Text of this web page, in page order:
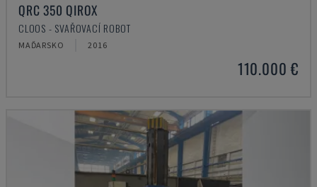
QRC 350 QIROX
CLOOS - SVAŘOVACÍ ROBOT
MAĎARSKO 2016
110.000 €